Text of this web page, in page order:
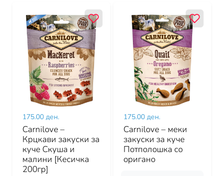
175.00 ден.
Carnilove –
Крцкави закуски за
куче Скуша и
малини [Кесичка
200гр]
175.00 ден.
Carnilove – меки
закуски за куче
Потполошка со
оригано